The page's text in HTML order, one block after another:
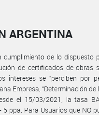
ARGENTINA
cumplimiento de lo dispuesto
de certificados de obras
intereses se “perciben por
Empresa, “Determinación
el 15/03/2021, la tasa
ppa. Para Usuarios que NO